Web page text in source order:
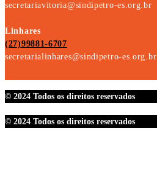
secretariavitoria@sindipetro-es.org.br
Linhares
(27)99881-6707
secretarialinhares@sindipetro-es.org.br
© 2024 Todos os direitos reservados
© 2024 Todos os direitos reservados